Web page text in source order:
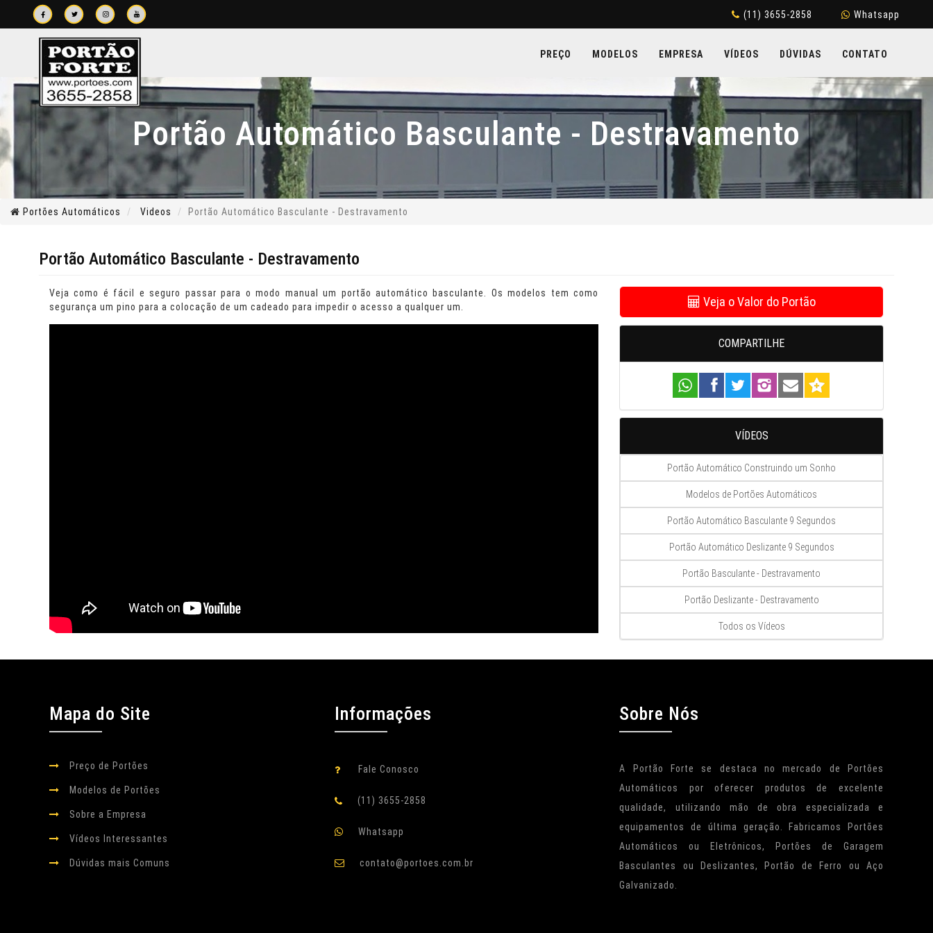
(11) 3655-2858 Whatsapp
PREÇO MODELOS EMPRESA VÍDEOS DÚVIDAS CONTATO
Portão Automático Basculante - Destravamento
Portões Automáticos Videos Portão Automático Basculante - Destravamento
Portão Automático Basculante - Destravamento
Veja como é fácil e seguro passar para o modo manual um portão automático basculante. Os modelos tem como
segurança um pino para a colocação de um cadeado para impedir o acesso a qualquer um.
Veja o Valor do Portão
COMPARTILHE
VÍDEOS
Portão Automático Construindo um Sonho
Modelos de Portões Automáticos
Portão Automático Basculante 9 Segundos
Portão Automático Deslizante 9 Segundos
Portão Basculante - Destravamento
Portão Deslizante - Destravamento
Todos os Vídeos
Mapa do Site
Preço de Portões
Modelos de Portões
Sobre a Empresa
Vídeos Interessantes
Dúvidas mais Comuns
Informações
Fale Conosco
(11) 3655-2858
Whatsapp
contato@portoes.com.br
Sobre Nós
A Portão Forte se destaca no mercado de Portões
Automáticos por oferecer produtos de excelente
qualidade, utilizando mão de obra especializada e
equipamentos de última geração. Fabricamos Portões
Automáticos ou Eletrônicos, Portões de Garagem
Basculantes ou Deslizantes, Portão de Ferro ou Aço
Galvanizado.